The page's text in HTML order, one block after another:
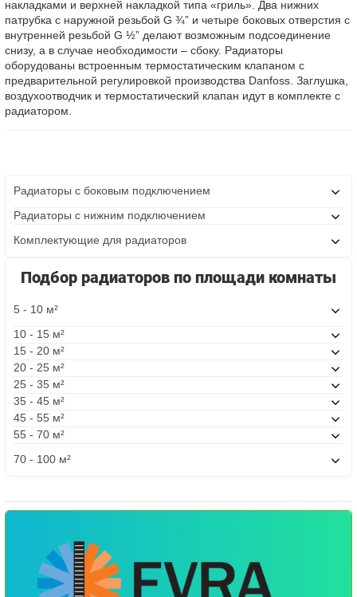
накладками и верхней накладкой типа «гриль». Два нижних
патрубка с наружной резьбой G ¾” и четыре боковых отверстия с
внутренней резьбой G ½” делают возможным подсоединение
снизу, а в случае необходимости – сбоку. Радиаторы
оборудованы встроенным термостатическим клапаном с
предварительной регулировкой производства Danfoss. Заглушка,
воздухоотводчик и термостатический клапан идут в комплекте с
радиатором.
Радиаторы с боковым подключением
Радиаторы с нижним подключением
Комплектующие для радиаторов
Подбор радиаторов по площади комнаты
5 - 10 м²
10 - 15 м²
15 - 20 м²
20 - 25 м²
25 - 35 м²
35 - 45 м²
45 - 55 м²
55 - 70 м²
70 - 100 м²